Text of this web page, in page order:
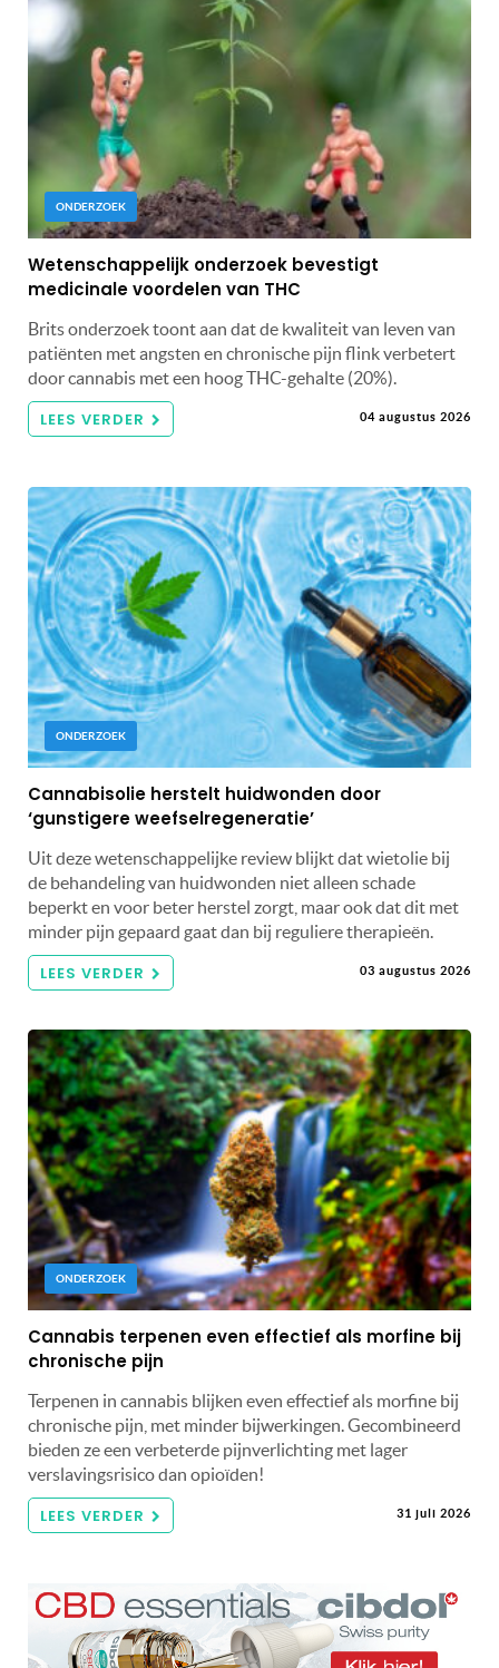
ONDERZOEK
Wetenschappelijk onderzoek bevestigt
medicinale voordelen van THC
Brits onderzoek toont aan dat de kwaliteit van leven van
patiënten met angsten en chronische pijn flink verbetert
door cannabis met een hoog THC-gehalte (20%).
LEES VERDER 04 augustus 2026
ONDERZOEK
Cannabisolie herstelt huidwonden door
‘gunstigere weefselregeneratie’
Uit deze wetenschappelijke review blijkt dat wietolie bij
de behandeling van huidwonden niet alleen schade
beperkt en voor beter herstel zorgt, maar ook dat dit met
minder pijn gepaard gaat dan bij reguliere therapieën.
LEES VERDER 03 augustus 2026
ONDERZOEK
Cannabis terpenen even effectief als morfine bij
chronische pijn
Terpenen in cannabis blijken even effectief als morfine bij
chronische pijn, met minder bijwerkingen. Gecombineerd
bieden ze een verbeterde pijnverlichting met lager
verslavingsrisico dan opioïden!
LEES VERDER 31 juli 2026